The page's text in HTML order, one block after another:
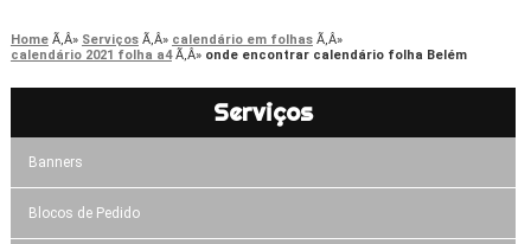
Home Serviços
calendário em folhas
calendário 2021 folha a4
onde encontrar calendário folha Belém
Serviços
Banners
Blocos de Pedido